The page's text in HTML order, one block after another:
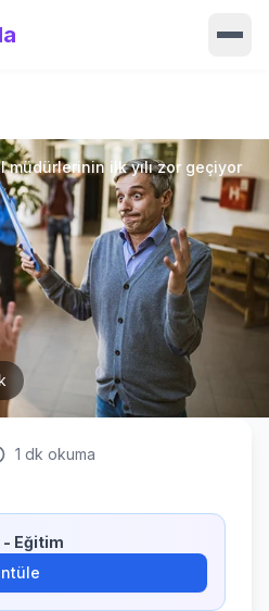
Yap
müdürlerinin ilk yılı zor geçiyor
1 dk okuma
Eğitim